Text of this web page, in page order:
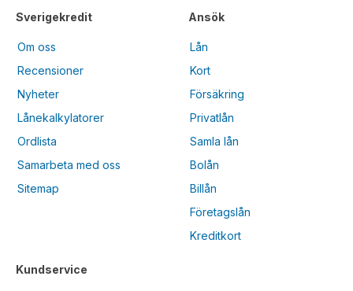
Sverigekredit
Om oss
Recensioner
Nyheter
Lånekalkylatorer
Ordlista
Samarbeta med oss
Sitemap
Kundservice
Ansök
Lån
Kort
Försäkring
Privatlån
Samla lån
Bolån
Billån
Företagslån
Kreditkort